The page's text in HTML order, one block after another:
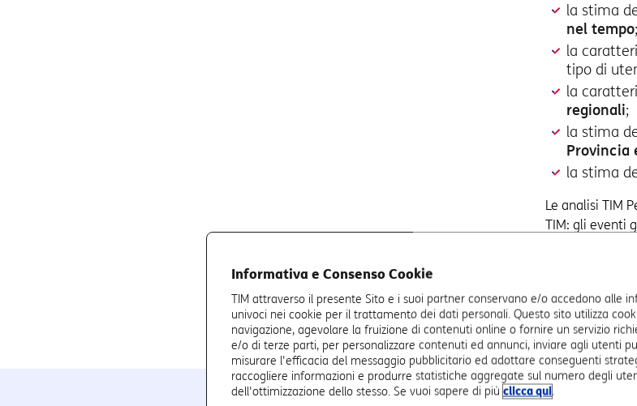
la stima
nel tempo;
la
tipo di
la
regionali;
la stima
Provincia
la stima
Le analisi TIM
TIM: gli eventi
statistici che,
RICHIEDI
Informativa e Consenso Cookie
TIM attraverso il presente Sito e i suoi partner conservano e/o accedono alle
univoci nei cookie per il trattamento dei dati personali. Questo sito utilizza
navigazione, agevolare la fruizione di contenuti online o fornire un servizio
e/o di terze parti, per personalizzare contenuti ed annunci, inviare agli utenti
misurare l'efficacia del messaggio pubblicitario ed adottare conseguenti
raccogliere informazioni e produrre statistiche aggregate sul numero degli
dell'ottimizzazione dello stesso. Se vuoi sapere di più clicca qui.